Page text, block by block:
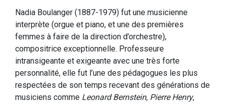
Nadia Boulanger (1887-1979) fut une musicienne
interprète (orgue et piano, et une des premières
femmes à faire de la direction d’orchestre),
compositrice exceptionnelle. Professeure
intransigeante et exigeante avec une très forte
personnalité, elle fut l’une des pédagogues les plus
respectées de son temps recevant des générations de
musiciens comme Leonard Bernstein, Pierre Henry,